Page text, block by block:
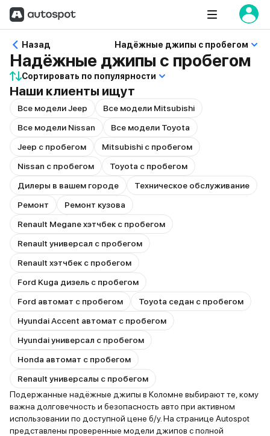
Назад Надёжные джипы с пробегом
Надёжные джипы с пробегом
Сортировать по популярности
Наши клиенты ищут
Все модели Jeep
Все модели Mitsubishi
Все модели Nissan
Все модели Toyota
Jeep с пробегом
Mitsubishi с пробегом
Nissan с пробегом
Toyota с пробегом
Дилеры в вашем городе
Техническое обслуживание
Ремонт
Ремонт кузова
Renault Megane хэтчбек с пробегом
Renault универсал с пробегом
Renault хэтчбек с пробегом
Ford Kuga дизель с пробегом
Ford автомат с пробегом
Toyota седан с пробегом
Hyundai Accent автомат с пробегом
Hyundai универсал с пробегом
Honda автомат с пробегом
Renault универсалы с пробегом
Подержанные надёжные джипы в Коломне выбирают те, кому
важна долговечность и безопасность авто при активном
использовании по доступной цене б/у. На странице Autospot
представлены проверенные модели джипов с полной